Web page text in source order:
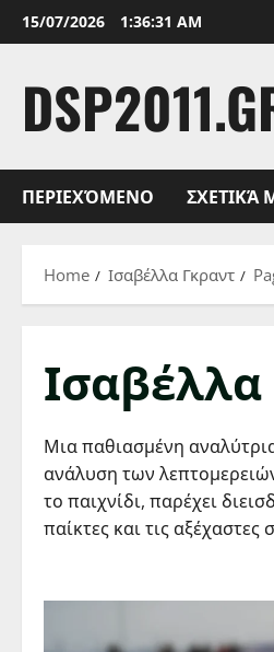
Skip
to
15/07/2026 1:36:32 AM
ΠΕΡΙΕΧΌΜΕΝΟ ΣΧΕΤΙΚΆ
Home Ισαβέλλα Γκραντ
Μια παθιασμένη
ανάλυση των
το παιχνίδι, παρέχει
παίκτες και τις